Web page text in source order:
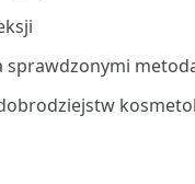
sprawdzonymi